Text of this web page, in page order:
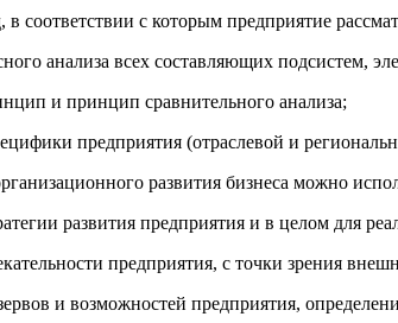
соответствии с которым предприятие
анализа всех составляющих подсистем,
и принцип сравнительного анализа;
предприятия (отраслевой и
развития бизнеса можно
развития предприятия и в целом для
предприятия, с точки зрения
и возможностей предприятия,